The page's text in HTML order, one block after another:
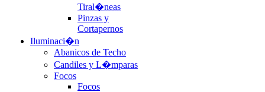
Tiral�neas
Pinzas y
Cortapernos
Iluminaci�n
Abanicos de Techo
Candiles y L�mparas
Focos
Focos